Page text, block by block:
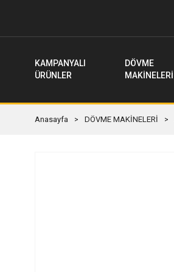
KAMPANYALI
ÜRÜNLER
DÖVME
MAKİNELERİ
Anasayfa DÖVME MAKİNELERİ